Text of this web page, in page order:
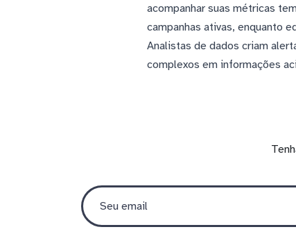
acompanhar suas métricas
campanhas ativas, enquanto
Analistas de dados criam
complexos em informações